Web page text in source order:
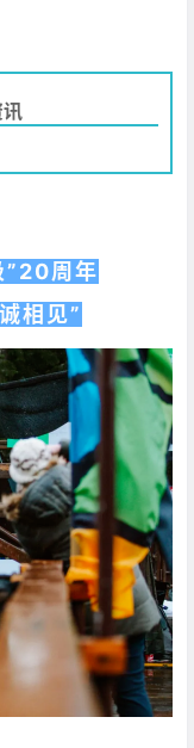
”20周年
相见”